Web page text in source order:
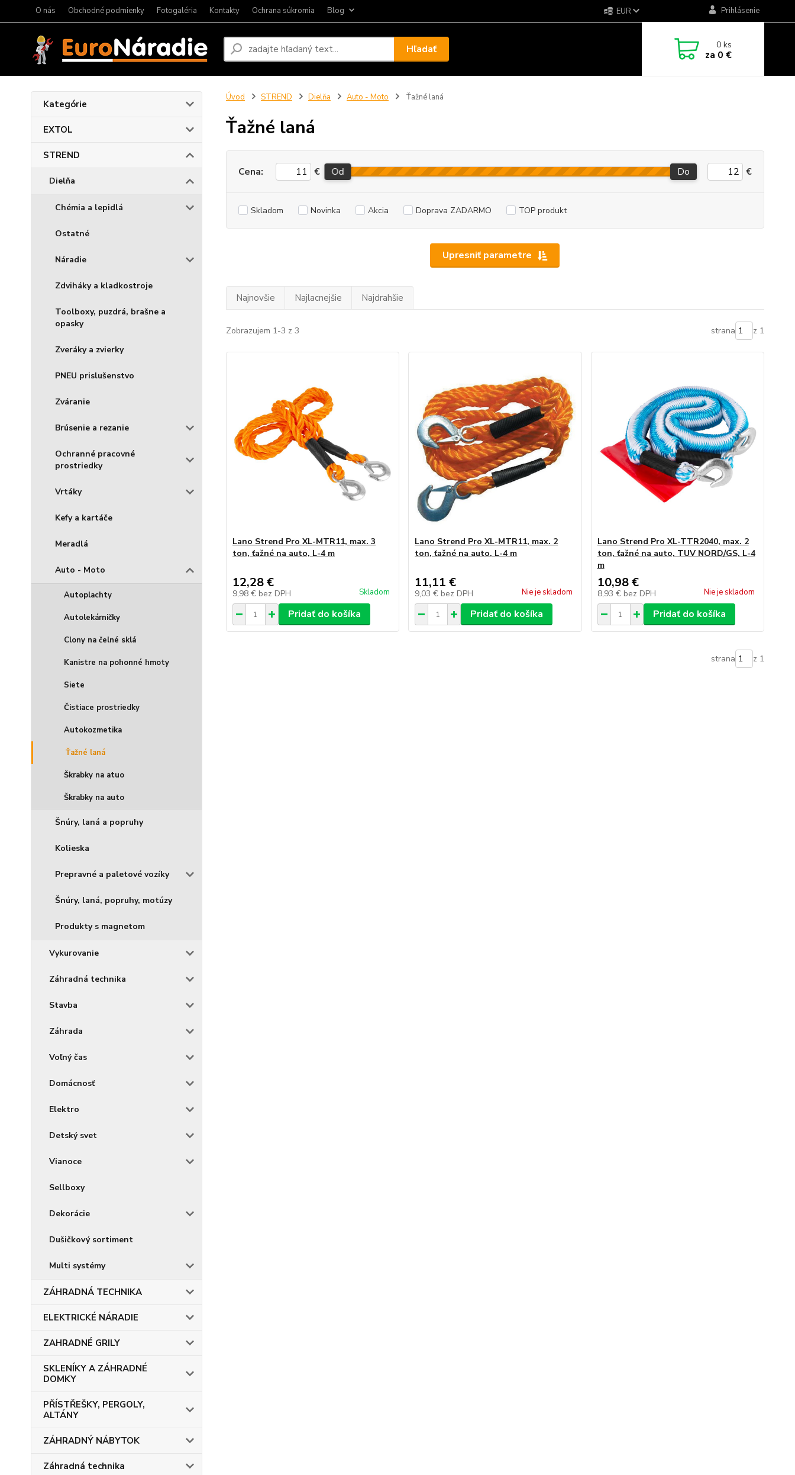
O nás Obchodné podmienky Fotogaléria Kontakty Ochrana súkromia Blog EUR Prihlásenie
Hľadať 0ks
za 0 €
Kategórie
EXTOL
STREND
Dielňa
Chémia a lepidlá
Ostatné
Náradie
Zdviháky a kladkostroje
Toolboxy, puzdrá, brašne a
opasky
Zveráky a zvierky
PNEU prislušenstvo
Zváranie
Brúsenie a rezanie
Ochranné pracovné
prostriedky
Vrtáky
Kefy a kartáče
Meradlá
Auto - Moto
Autoplachty
Autolekárničky
Clony na čelné sklá
Kanistre na pohonné hmoty
Siete
Čistiace prostriedky
Autokozmetika
Ťažné laná
Škrabky na atuo
Škrabky na auto
Šnúry, laná a popruhy
Kolieska
Prepravné a paletové vozíky
Šnúry, laná, popruhy, motúzy
Produkty s magnetom
Vykurovanie
Záhradná technika
Stavba
Záhrada
Voľný čas
Domácnosť
Elektro
Detský svet
Vianoce
Sellboxy
Dekorácie
Dušičkový sortiment
Multi systémy
ZÁHRADNÁ TECHNIKA
ELEKTRICKÉ NÁRADIE
ZAHRADNÉ GRILY
SKLENÍKY A ZÁHRADNÉ
DOMKY
PŘÍSTŘEŠKY, PERGOLY,
ALTÁNY
ZÁHRADNÝ NÁBYTOK
Záhradná technika
Úvod STREND Dielňa Auto - Moto Ťažné laná
Ťažné laná
Upresniť parametre
Cena: € Od Do €
Skladom Novinka Akcia Doprava ZADARMO TOP produkt
Najnovšie Najlacnejšie Najdrahšie
Zobrazujem 1-3 z 3 strana z 1
Lano Strend Pro XL-MTR11, max. 3
ton, ťažné na auto, L-4 m
12,28 €
9,98 € bez DPH Skladom
Pridať do košíka
Lano Strend Pro XL-MTR11, max. 2
ton, ťažné na auto, L-4 m
11,11 €
9,03 € bez DPH Nie je skladom
Pridať do košíka
Lano Strend Pro XL-TTR2040, max. 2
ton, ťažné na auto, TUV NORD/GS, L-4
m
10,98 €
8,93 € bez DPH Nie je skladom
Pridať do košíka
strana z 1